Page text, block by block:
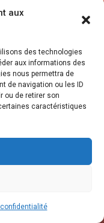
aux
des technologies
aux informations des
nous permettra de
de navigation ou les ID
ou de retirer son
caractéristiques